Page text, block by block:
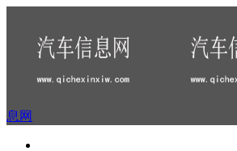
息网